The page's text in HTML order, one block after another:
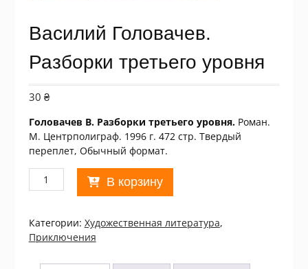
Василий Головачев.
Разборки третьего уровня
30 ₴
Головачев В. Разборки третьего уровня.Роман.
М. Центрполиграф. 1996 г. 472 стр. Твердый
переплет, Обычный формат.
Количество
товара
Головачев.
Разборки
третьего
уровня
В корзину
Категории: Xудожественная литература,
Приключения